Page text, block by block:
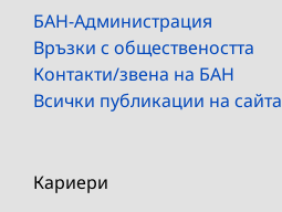
БАН-Администрация
Връзки с обществеността
Контакти/звена на БАН
Всички публикации на сайта
Кариери